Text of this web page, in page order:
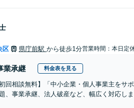
区 県庁前駅 から徒歩1分営業時間：本日定
業承継 料金表を見る
回相談無料】「中小企業・個人事業主をサ
、事業承継、法人破産など、幅広く対応し